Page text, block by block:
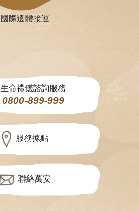
國際遺體接運
生命禮儀諮詢服務
0800-899-999
服務據點
聯絡萬安